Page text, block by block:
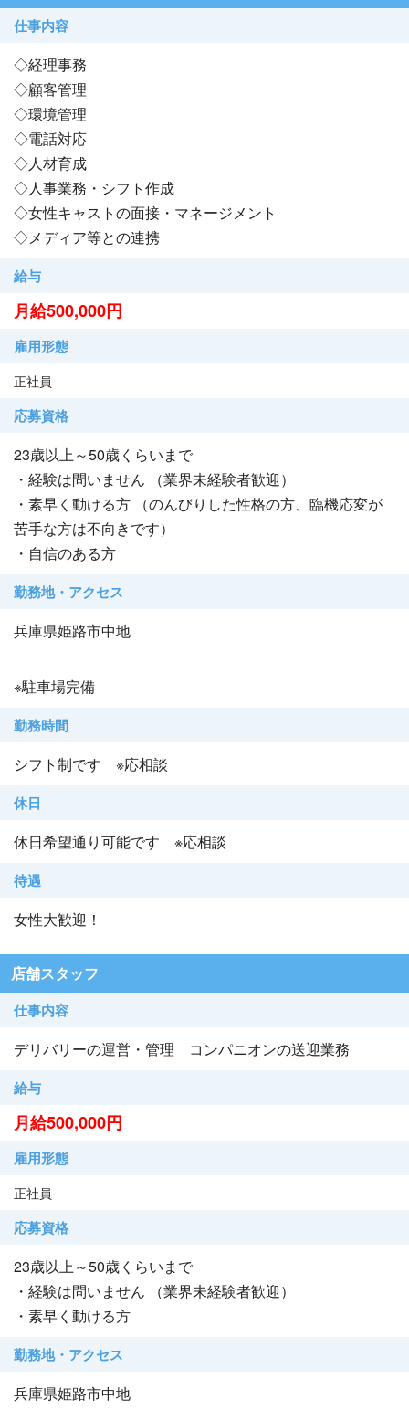
仕事内容
◇経理事務
◇顧客管理
◇環境管理
◇電話対応
◇人材育成
◇人事業務・シフト作成
◇女性キャストの面接・マネージメント
◇メディア等との連携
給与
月給500,000円
雇用形態
正社員
応募資格
23歳以上～50歳くらいまで
・経験は問いません （業界未経験者歓迎）
・素早く動ける方 （のんびりした性格の方、臨機応変が
苦手な方は不向きです）
・自信のある方
勤務地・アクセス
兵庫県姫路市中地
※駐車場完備
勤務時間
シフト制です ※応相談
休日
休日希望通り可能です ※応相談
待遇
女性大歓迎！
店舗スタッフ
仕事内容
デリバリーの運営・管理 コンパニオンの送迎業務
給与
月給500,000円
雇用形態
正社員
応募資格
23歳以上～50歳くらいまで
・経験は問いません （業界未経験者歓迎）
・素早く動ける方
勤務地・アクセス
兵庫県姫路市中地